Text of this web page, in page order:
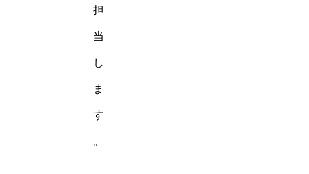
担
当
し
ま
す
。